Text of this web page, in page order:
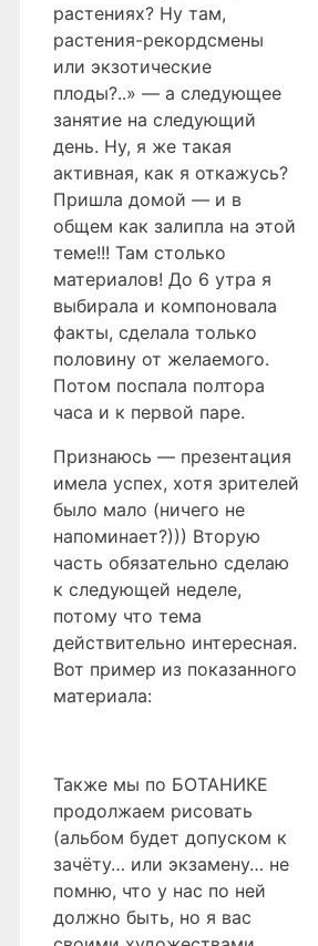
растениях? Ну там,
растения-рекордсмены
или экзотические
плоды?..» — а следующее
занятие на следующий
день. Ну, я же такая
активная, как я откажусь?
Пришла домой — и в
общем как залипла на этой
теме!!! Там столько
материалов! До 6 утра я
выбирала и компоновала
факты, сделала только
половину от желаемого.
Потом поспала полтора
часа и к первой паре.
Признаюсь — презентация
имела успех, хотя зрителей
было мало (ничего не
напоминает?))) Вторую
часть обязательно сделаю
к следующей неделе,
потому что тема
действительно интересная.
Вот пример из показанного
материала:
Также мы по БОТАНИКЕ
продолжаем рисовать
(альбом будет допуском к
зачёту… или экзамену… не
помню, что у нас по ней
должно быть, но я вас